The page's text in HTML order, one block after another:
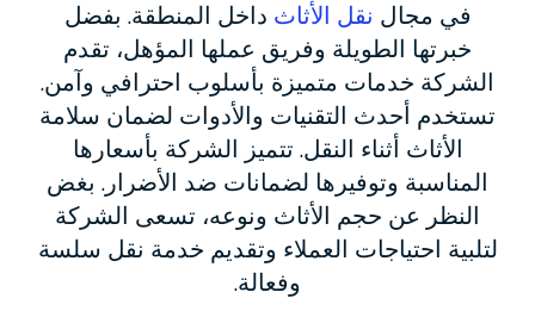
في مجال نقل الأثاث داخل المنطقة. بفضل
خبرتها الطويلة وفريق عملها المؤهل، تقدم
الشركة خدمات متميزة بأسلوب احترافي وآمن.
تستخدم أحدث التقنيات والأدوات لضمان سلامة
الأثاث أثناء النقل. تتميز الشركة بأسعارها
المناسبة وتوفيرها لضمانات ضد الأضرار. بغض
النظر عن حجم الأثاث ونوعه، تسعى الشركة
لتلبية احتياجات العملاء وتقديم خدمة نقل سلسة
وفعالة.